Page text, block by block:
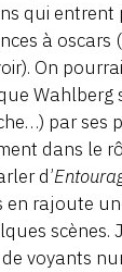
qui entrent
à oscars
On
Wahlberg
par ses
dans le
d’
en rajoute
scènes.
voyants